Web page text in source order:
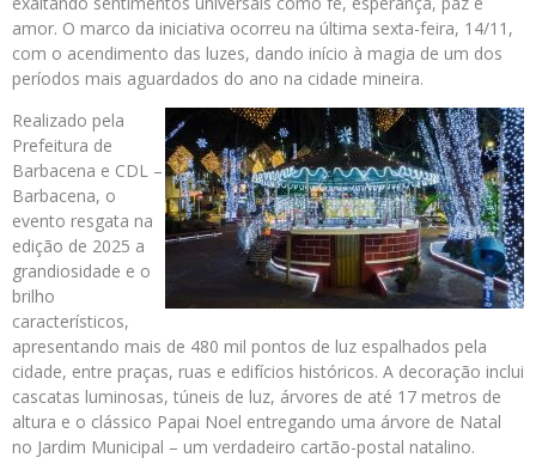
amor. O marco da iniciativa ocorreu na última sexta-feira, 14/11,
com o acendimento das luzes, dando início à magia de um dos
períodos mais aguardados do ano na cidade mineira.
Realizado pela
Prefeitura de
Barbacena e CDL –
Barbacena, o
evento resgata na
edição de 2025 a
grandiosidade e o
brilho
característicos,
apresentando mais de 480 mil pontos de luz espalhados pela
cidade, entre praças, ruas e edifícios históricos. A decoração inclui
cascatas luminosas, túneis de luz, árvores de até 17 metros de
altura e o clássico Papai Noel entregando uma árvore de Natal
no Jardim Municipal – um verdadeiro cartão-postal natalino.